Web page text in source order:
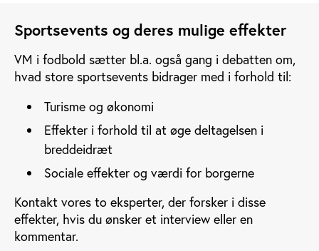
Sportsevents og deres mulige effekter
VM i fodbold sætter bl.a. også gang i debatten om,
hvad store sportsevents bidrager med i forhold til:
Turisme og økonomi
Effekter i forhold til at øge deltagelsen i
breddeidræt
Sociale effekter og værdi for borgerne
Kontakt vores to eksperter, der forsker i disse
effekter, hvis du ønsker et interview eller en
kommentar.